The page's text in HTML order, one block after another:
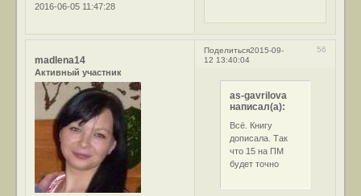
2016-06-05 11:47:28
Поделиться 56
2015-09-
12 13:40:04
madlena14
Активный участник
as-gavrilova
написал(а):
Всё. Книгу
дописала. Так
что 15 на ПМ
будет точно